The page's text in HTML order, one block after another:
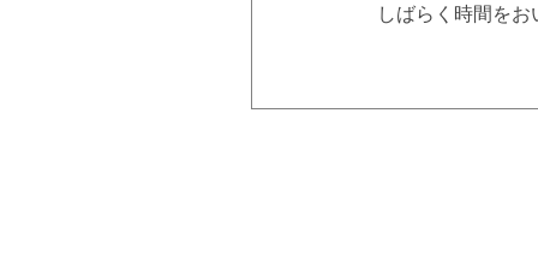
しばらく時間を